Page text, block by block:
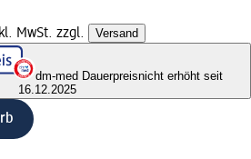
MwSt. zzgl. Versand
dm-med Dauerpreisnicht erhöht seit
16.12.2025